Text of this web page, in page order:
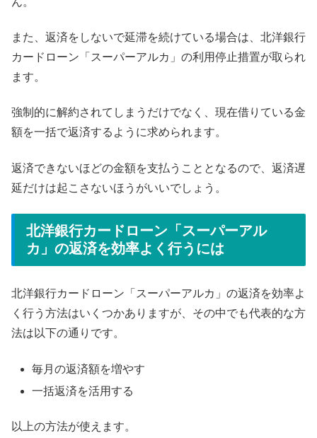
また、返済をしないで延滞を続けている場合は、北洋銀行
カードローン「スーパーアルカ」の利用停止措置が取られ
ます。
強制的に解約されてしまうだけでなく、現在借りている金
額を一括で返済するように求められます。
返済できないほどの金額を支払うこととなるので、返済遅
延だけは起こさないほうがいいでしょう。
北洋銀行カードローン「スーパーアル
カ」の返済を効率よく行うには
北洋銀行カードローン「スーパーアルカ」の返済を効率よ
く行う方法はいくつかありますが、その中でも代表的な方
法は以下の通りです。
毎月の返済額を増やす
一括返済を活用する
以上の方法が使えます。